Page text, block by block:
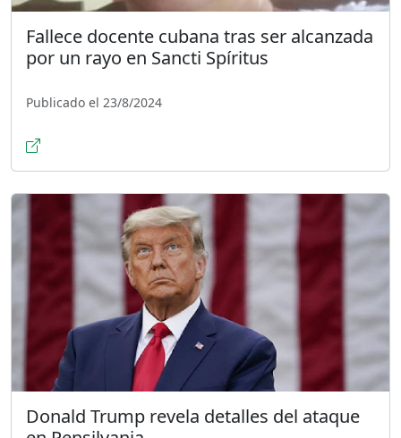
Fallece docente cubana tras ser alcanzada
por un rayo en Sancti Spíritus
Publicado el 23/8/2024
Donald Trump revela detalles del ataque